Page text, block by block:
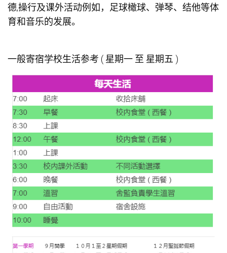
德,操行及课外活动例如，足球橄球、弹琴、结他等体
育和音乐的发展。
一般寄宿学校生活参考 ( 星期一 至 星期五 )